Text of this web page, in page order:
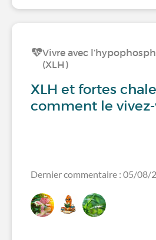
Vivre avec
(XLH)
XLH et fortes
comment le vivez-
Dernier commentaire : 05/08/